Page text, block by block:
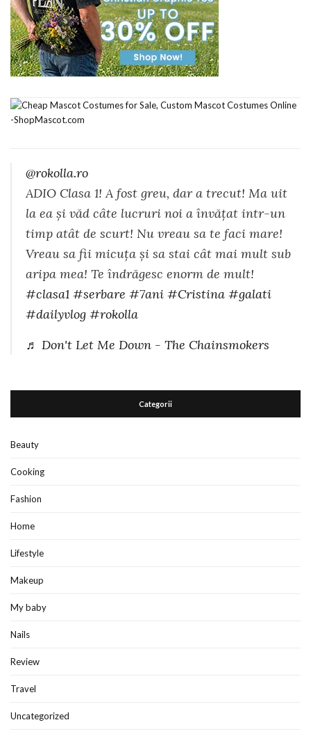
@rokolla.ro
ADIO Clasa 1! A fost greu, dar a trecut! Ma uit
la ea și văd câte lucruri noi a învățat intr-un
timp atât de scurt! Nu vreau sa te faci mare!
Vreau sa fii micuța și sa stai cât mai mult sub
aripa mea! Te îndrăgesc enorm de mult!
#clasa1 #serbare #7ani #Cristina #galati
#dailyvlog #rokolla
♬ Don't Let Me Down - The Chainsmokers
Categorii
Beauty
Cooking
Fashion
Home
Lifestyle
Makeup
My baby
Nails
Review
Travel
Uncategorized